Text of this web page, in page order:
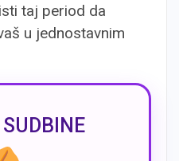
taj period da
u jednostavnim